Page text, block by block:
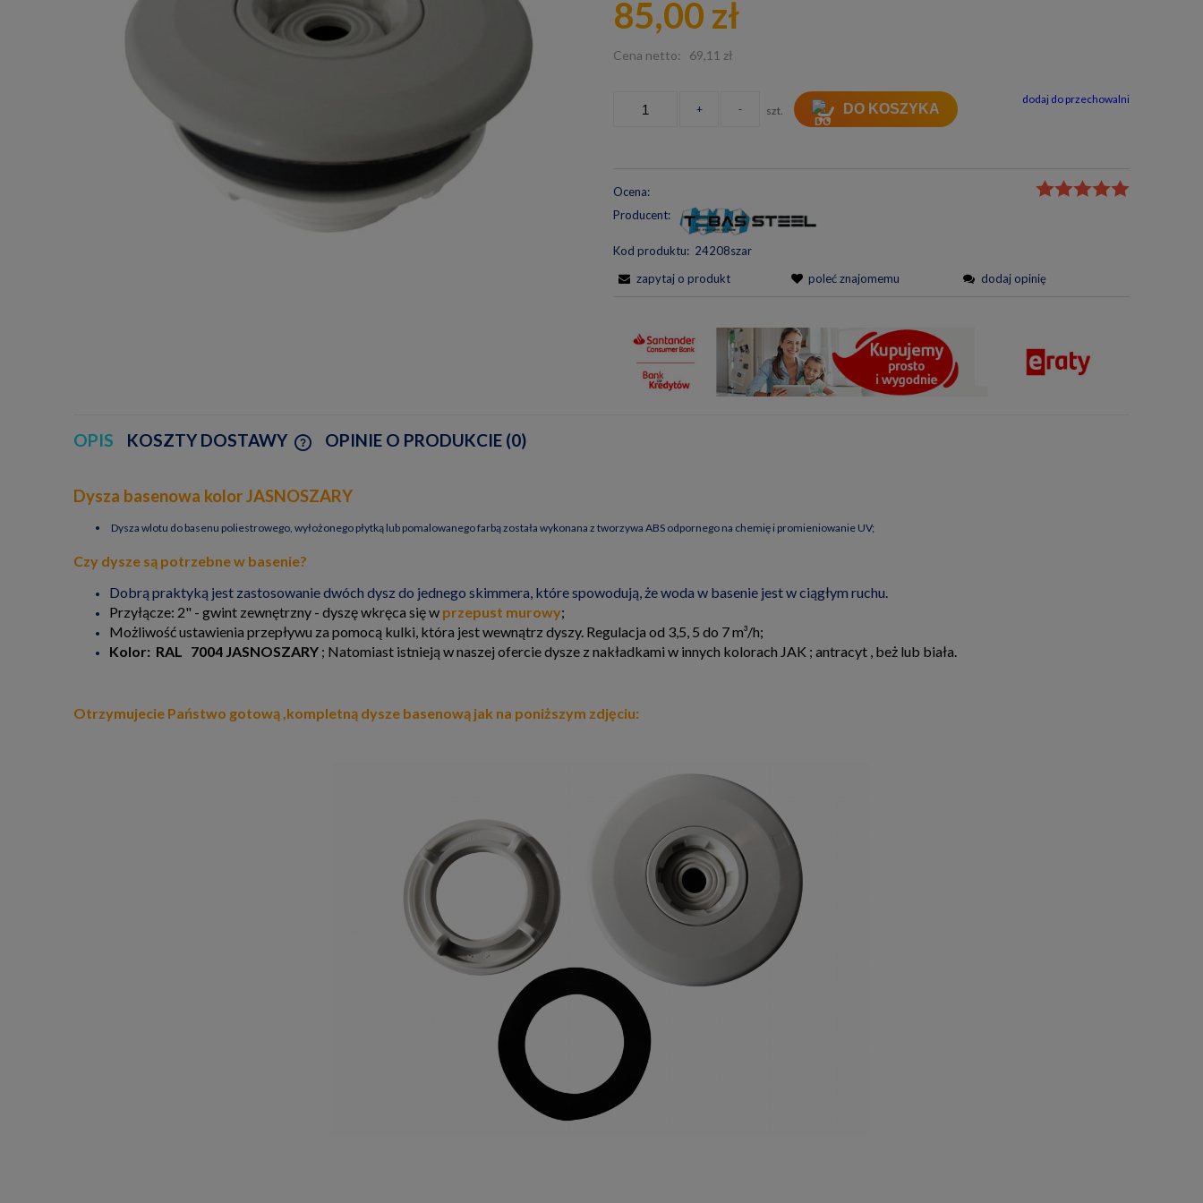
85,00 zł
Cena netto: 69,11 zł
+ - szt. DO KOSZYKA
dodaj do przechowalni
Ocena:
Producent:
Kod produktu: 24208szar
zapytaj o produkt
poleć znajomemu dodaj opinię
OPIS KOSZTY DOSTAWY
CENA NIE ZAWIERA EWENTUALNYCH
KOSZTÓW PŁATNOŚCI
OPINIE O PRODUKCIE (0)
Dysza basenowa kolor JASNOSZARY
Dysza wlotu do basenu poliestrowego, wyłożonego płytką lub pomalowanego farbą została wykonana z tworzywa ABS odpornego na chemię i promieniowanie UV;
Czy dysze są potrzebne w basenie?
Dobrą praktyką jest zastosowanie dwóch dysz do jednego skimmera, które spowodują, że woda w basenie jest w ciągłym ruchu.
Przyłącze: 2" - gwint zewnętrzny - dyszę wkręca się w przepust murowy;
Możliwość ustawienia przepływu za pomocą kulki, która jest wewnątrz dyszy. Regulacja od 3,5, 5 do 7 m³/h;
Kolor: RAL 7004 JASNOSZARY ; Natomiast istnieją w naszej ofercie dysze z nakładkami w innych kolorach JAK ; antracyt , beż lub biała.
Otrzymujecie Państwo gotową ,kompletną dysze basenową jak na poniższym zdjęciu: